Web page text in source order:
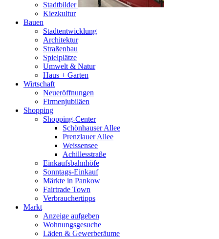
Stadtbilder
Kiezkultur
Bauen
Stadtentwicklung
Architektur
Straßenbau
Spielplätze
Umwelt & Natur
Haus + Garten
Wirtschaft
Neueröffnungen
Firmenjubiläen
Shopping
Shopping-Center
Schönhauser Allee
Prenzlauer Allee
Weissensee
Achillesstraße
Einkaufsbahnhöfe
Sonntags-Einkauf
Märkte in Pankow
Fairtrade Town
Verbrauchertipps
Markt
Anzeige aufgeben
Wohnungsgesuche
Läden & Gewerberäume